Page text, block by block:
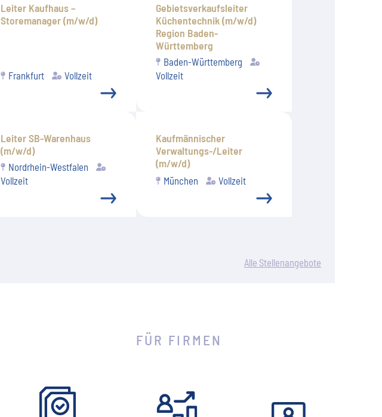
Leiter Kaufhaus –
Storemanager (m/w/d)
Frankfurt Vollzeit
Gebietsverkaufsleiter
Küchentechnik (m/w/d)
Region Baden-
Württemberg
Baden-Württemberg
Vollzeit
Leiter SB-Warenhaus
(m/w/d)
Nordrhein-Westfalen
Vollzeit
Kaufmännischer
Verwaltungs-/Leiter
(m/w/d)
München Vollzeit
Alle Stellenangebote
FÜR FIRMEN